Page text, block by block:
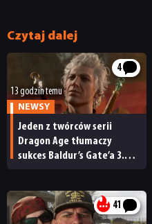
Czytaj dalej
4
13 godzin temu
NEWSY
Jeden z twórców serii
Dragon Age tłumaczy
sukces Baldur’s Gate’a 3.
przerwie”
41